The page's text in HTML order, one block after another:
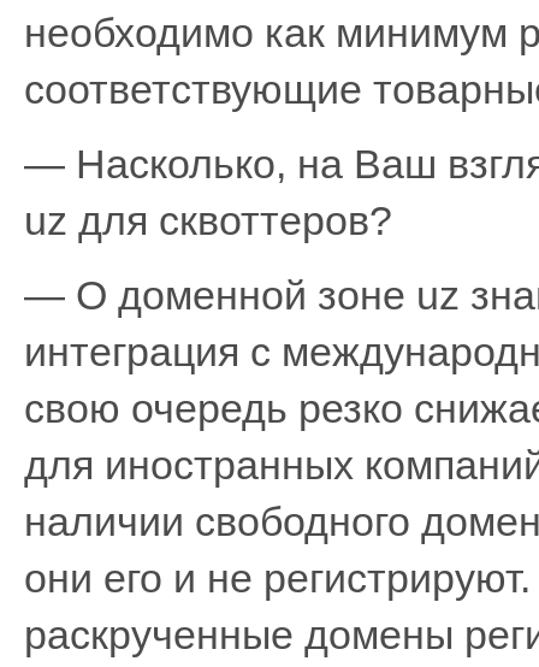
необходимо как минимум
соответствующие
— Насколько, на Ваш
uz для сквоттеров?
— О доменной зоне uz
интеграция с
свою очередь резко
для иностранных
наличии свободного
они его и не
раскрученные домены